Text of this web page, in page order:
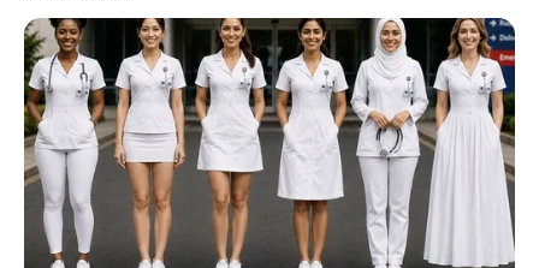
NUSS-EIERLIKÖR-
TORTE
September 2, 2024 by Julia Braun